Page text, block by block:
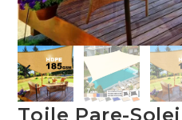
Toile Pare-